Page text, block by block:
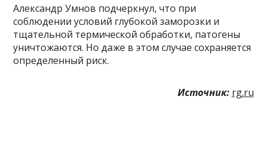
Александр Умнов подчеркнул, что при
соблюдении условий глубокой заморозки и
тщательной термической обработки, патогены
уничтожаются. Но даже в этом случае сохраняется
определенный риск.
Источник: rg.ru